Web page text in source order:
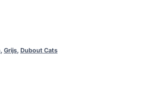
, Grijs, Dubout Cats